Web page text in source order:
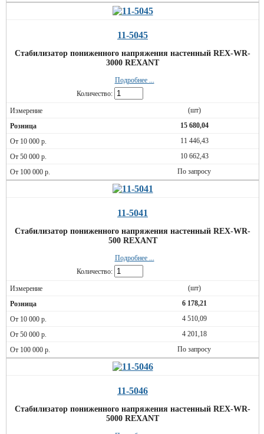
11-5045
Стабилизатор пониженного напряжения настенный REX-WR-
3000 REXANT
Подробнее ...
Количество:
(шт)
15 680,04
11 446,43
10 662,43
По запросу
11-5041
Стабилизатор пониженного напряжения настенный REX-WR-
500 REXANT
Подробнее ...
Количество:
(шт)
6 178,21
4 510,09
4 201,18
По запросу
11-5046
Стабилизатор пониженного напряжения настенный REX-WR-
5000 REXANT